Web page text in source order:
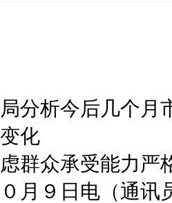
析今后几个月
化
群众承受能力严
月９日电（通讯